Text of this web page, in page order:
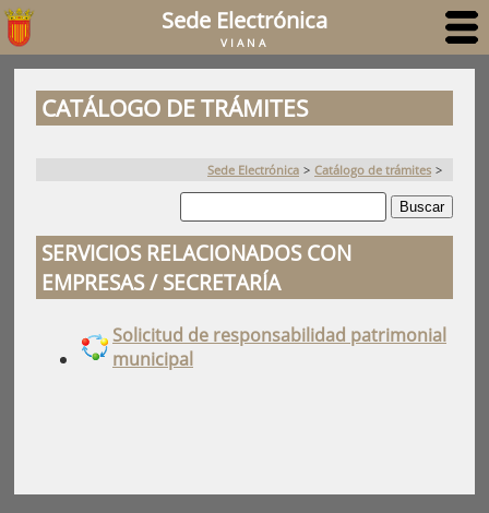
Sede Electrónica
VIANA
CATÁLOGO DE TRÁMITES
Sede Electrónica > Catálogo de trámites >
SERVICIOS RELACIONADOS CON
EMPRESAS / SECRETARÍA
Solicitud de responsabilidad patrimonial
municipal